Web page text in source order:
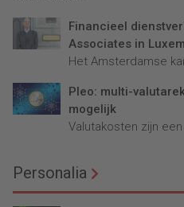
Financieel
Associates in
Het Amsterdamse
Pleo: multi-
mogelijk
Valutakosten zijn
Personalia